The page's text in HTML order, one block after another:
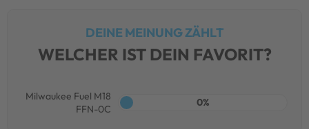
DEINE MEINUNG ZÄHLT
WELCHER IST DEIN FAVORIT?
Milwaukee Fuel M18
FFN-0C
0%